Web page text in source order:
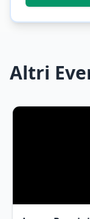
Altri